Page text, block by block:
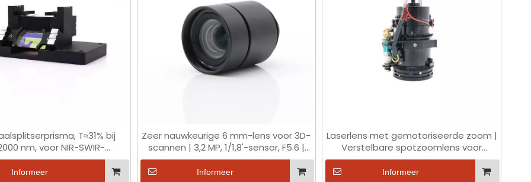
T≈31% bij
nm, voor NIR-SWIR-
beeldvorming
Informeer
Zeer nauwkeurige 6 mm-lens voor 3D-
scannen | 3,2 MP, 1/1,8'-sensor, F5.6 |
Compatibel met 450 nm en 940 nm
Informeer
Laserlens met gemotoriseerde zoom |
Verstelbare spotzoomlens voor
machinevisie en bewaking
Informeer